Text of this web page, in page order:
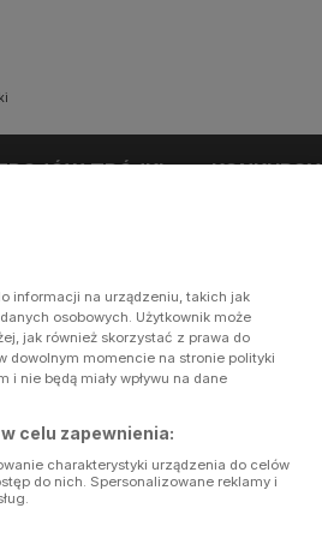
TRÓJKI KONKURSY
informacji na urządzeniu, takich jak
osobowych. Użytkownik może
jak również skorzystać z prawa do
dowolnym momencie na stronie polityki
nie będą miały wpływu na dane
celu zapewnienia:
charakterystyki urządzenia do celów
do nich. Spersonalizowane reklamy i